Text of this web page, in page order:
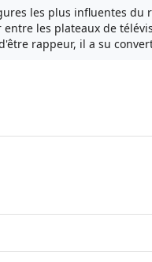
les plus influentes du
les plateaux de
rappeur, il a su